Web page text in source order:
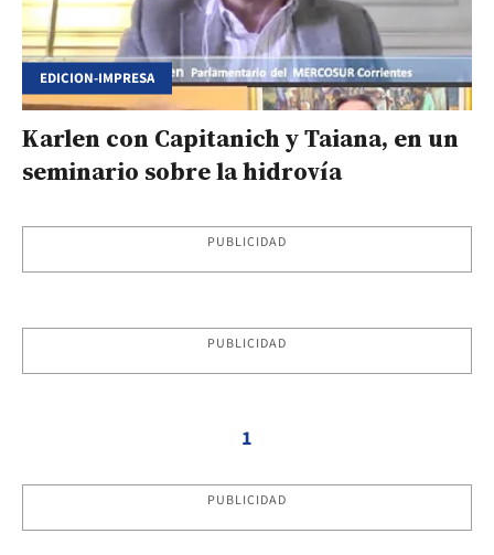
EDICION-IMPRESA
Karlen con Capitanich y Taiana, en un
seminario sobre la hidrovía
PUBLICIDAD
PUBLICIDAD
1
PUBLICIDAD